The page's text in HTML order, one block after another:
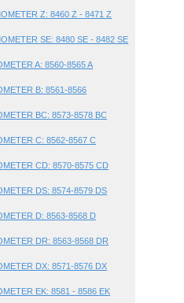
Z: 8460 Z - 8471 Z
SE: 8480 SE - 8482 SE
A: 8560-8565 A
B: 8561-8566
BC: 8573-8578 BC
C: 8562-8567 C
CD: 8570-8575 CD
DS: 8574-8579 DS
D: 8563-8568 D
DR: 8563-8568 DR
DX: 8571-8576 DX
EK: 8581 - 8586 EK